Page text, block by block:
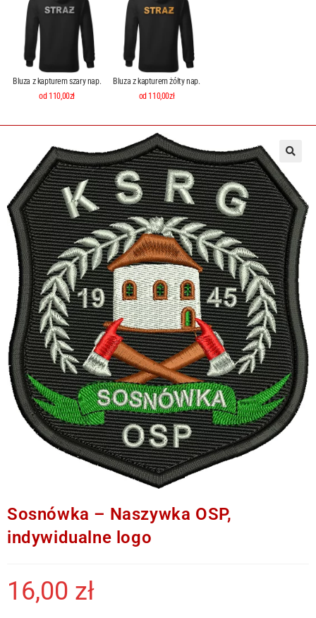
Bluza z kapturem szary nap.
od 110,00zł
Bluza z kapturem żółty nap.
od 110,00zł
Sosnówka – Naszywka OSP,
indywidualne logo
16,00 zł